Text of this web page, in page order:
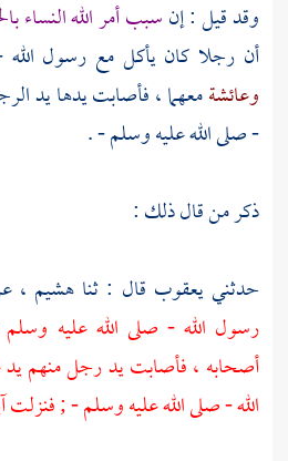
وقد قيل : إنسبب أمر الله النساء
أن رجلا كان يأكل مع رسول
وعائشةمعهما ، فأصابت يدها يد
- صلى الله عليه وسلم - .
ذكر من قال ذلك :
حدثنييعقوب قال : ثنا هشيم ،
رسول الله - صلى الله عليه
أصحابه ، فأصابت يد رجل منهم يد
الله - صلى الله عليه وسلم - ; فنزلت